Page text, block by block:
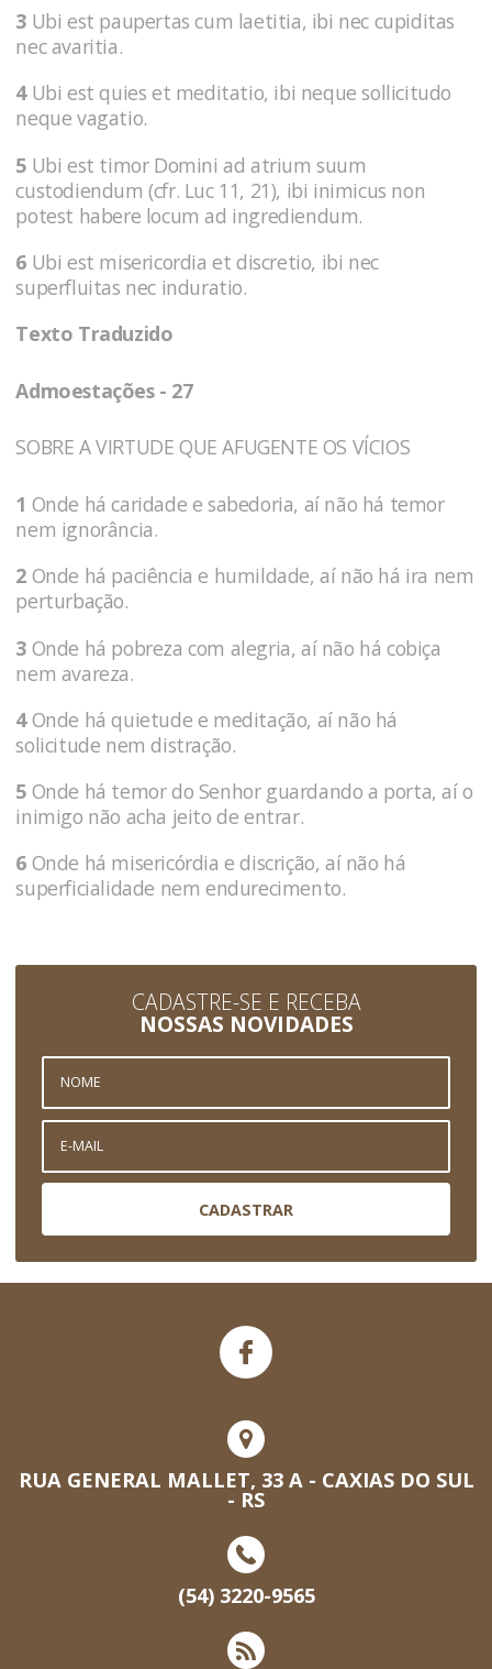
3 Ubi est paupertas cum laetitia, ibi nec cupiditas
nec avaritia.
4Ubi est quies et meditatio, ibi neque sollicitudo
neque vagatio.
5 Ubi est timor Domini ad atrium suum
custodiendum (cfr. Luc 11, 21), ibi inimicus non
potest habere locum ad ingrediendum.
6 Ubi est misericordia et discretio, ibi nec
superfluitas nec induratio.
Texto Traduzido
Admoestações - 27
SOBRE A VIRTUDE QUE AFUGENTE OS VÍCIOS
1 Onde há caridade e sabedoria, aí não há temor
nem ignorância.
2 Onde há paciência e humildade, aí não há ira nem
perturbação.
3 Onde há pobreza com alegria, aí não há cobiça
nem avareza.
4Onde há quietude e meditação, aí não há
solicitude nem distração.
5 Onde há temor do Senhor guardando a porta, aí o
inimigo não acha jeito de entrar.
6 Onde há misericórdia e discrição, aí não há
superficialidade nem endurecimento.
CADASTRE-SE E RECEBA
NOSSAS NOVIDADES
CADASTRAR
RUA GENERAL MALLET, 33 A - CAXIAS DO SUL
- RS
(54) 3220-9565